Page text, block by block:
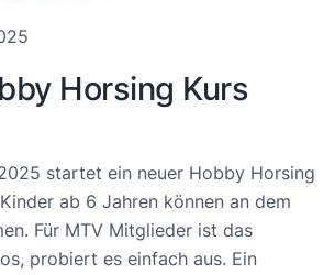
Horsing Kurs
startet ein neuer Hobby Horsing
ab 6 Jahren können an dem
Für MTV Mitglieder ist das
probiert es einfach aus. Ein